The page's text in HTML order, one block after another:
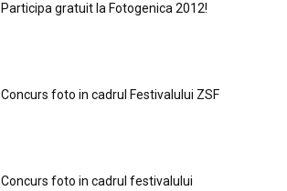
Participa gratuit la Fotogenica 2012!
Concurs foto in cadrul Festivalului ZSF
Concurs foto in cadrul festivalului